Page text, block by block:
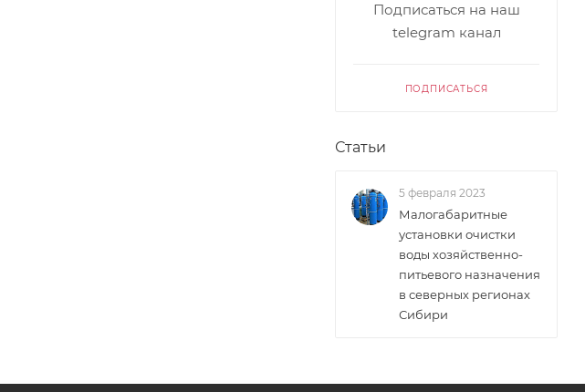
Подписаться на наш
telegram канал
ПОДПИСАТЬСЯ
Статьи
5 февраля 2023
Малогабаритные
установки очистки
воды хозяйственно-
питьевого назначения
в северных регионах
Сибири